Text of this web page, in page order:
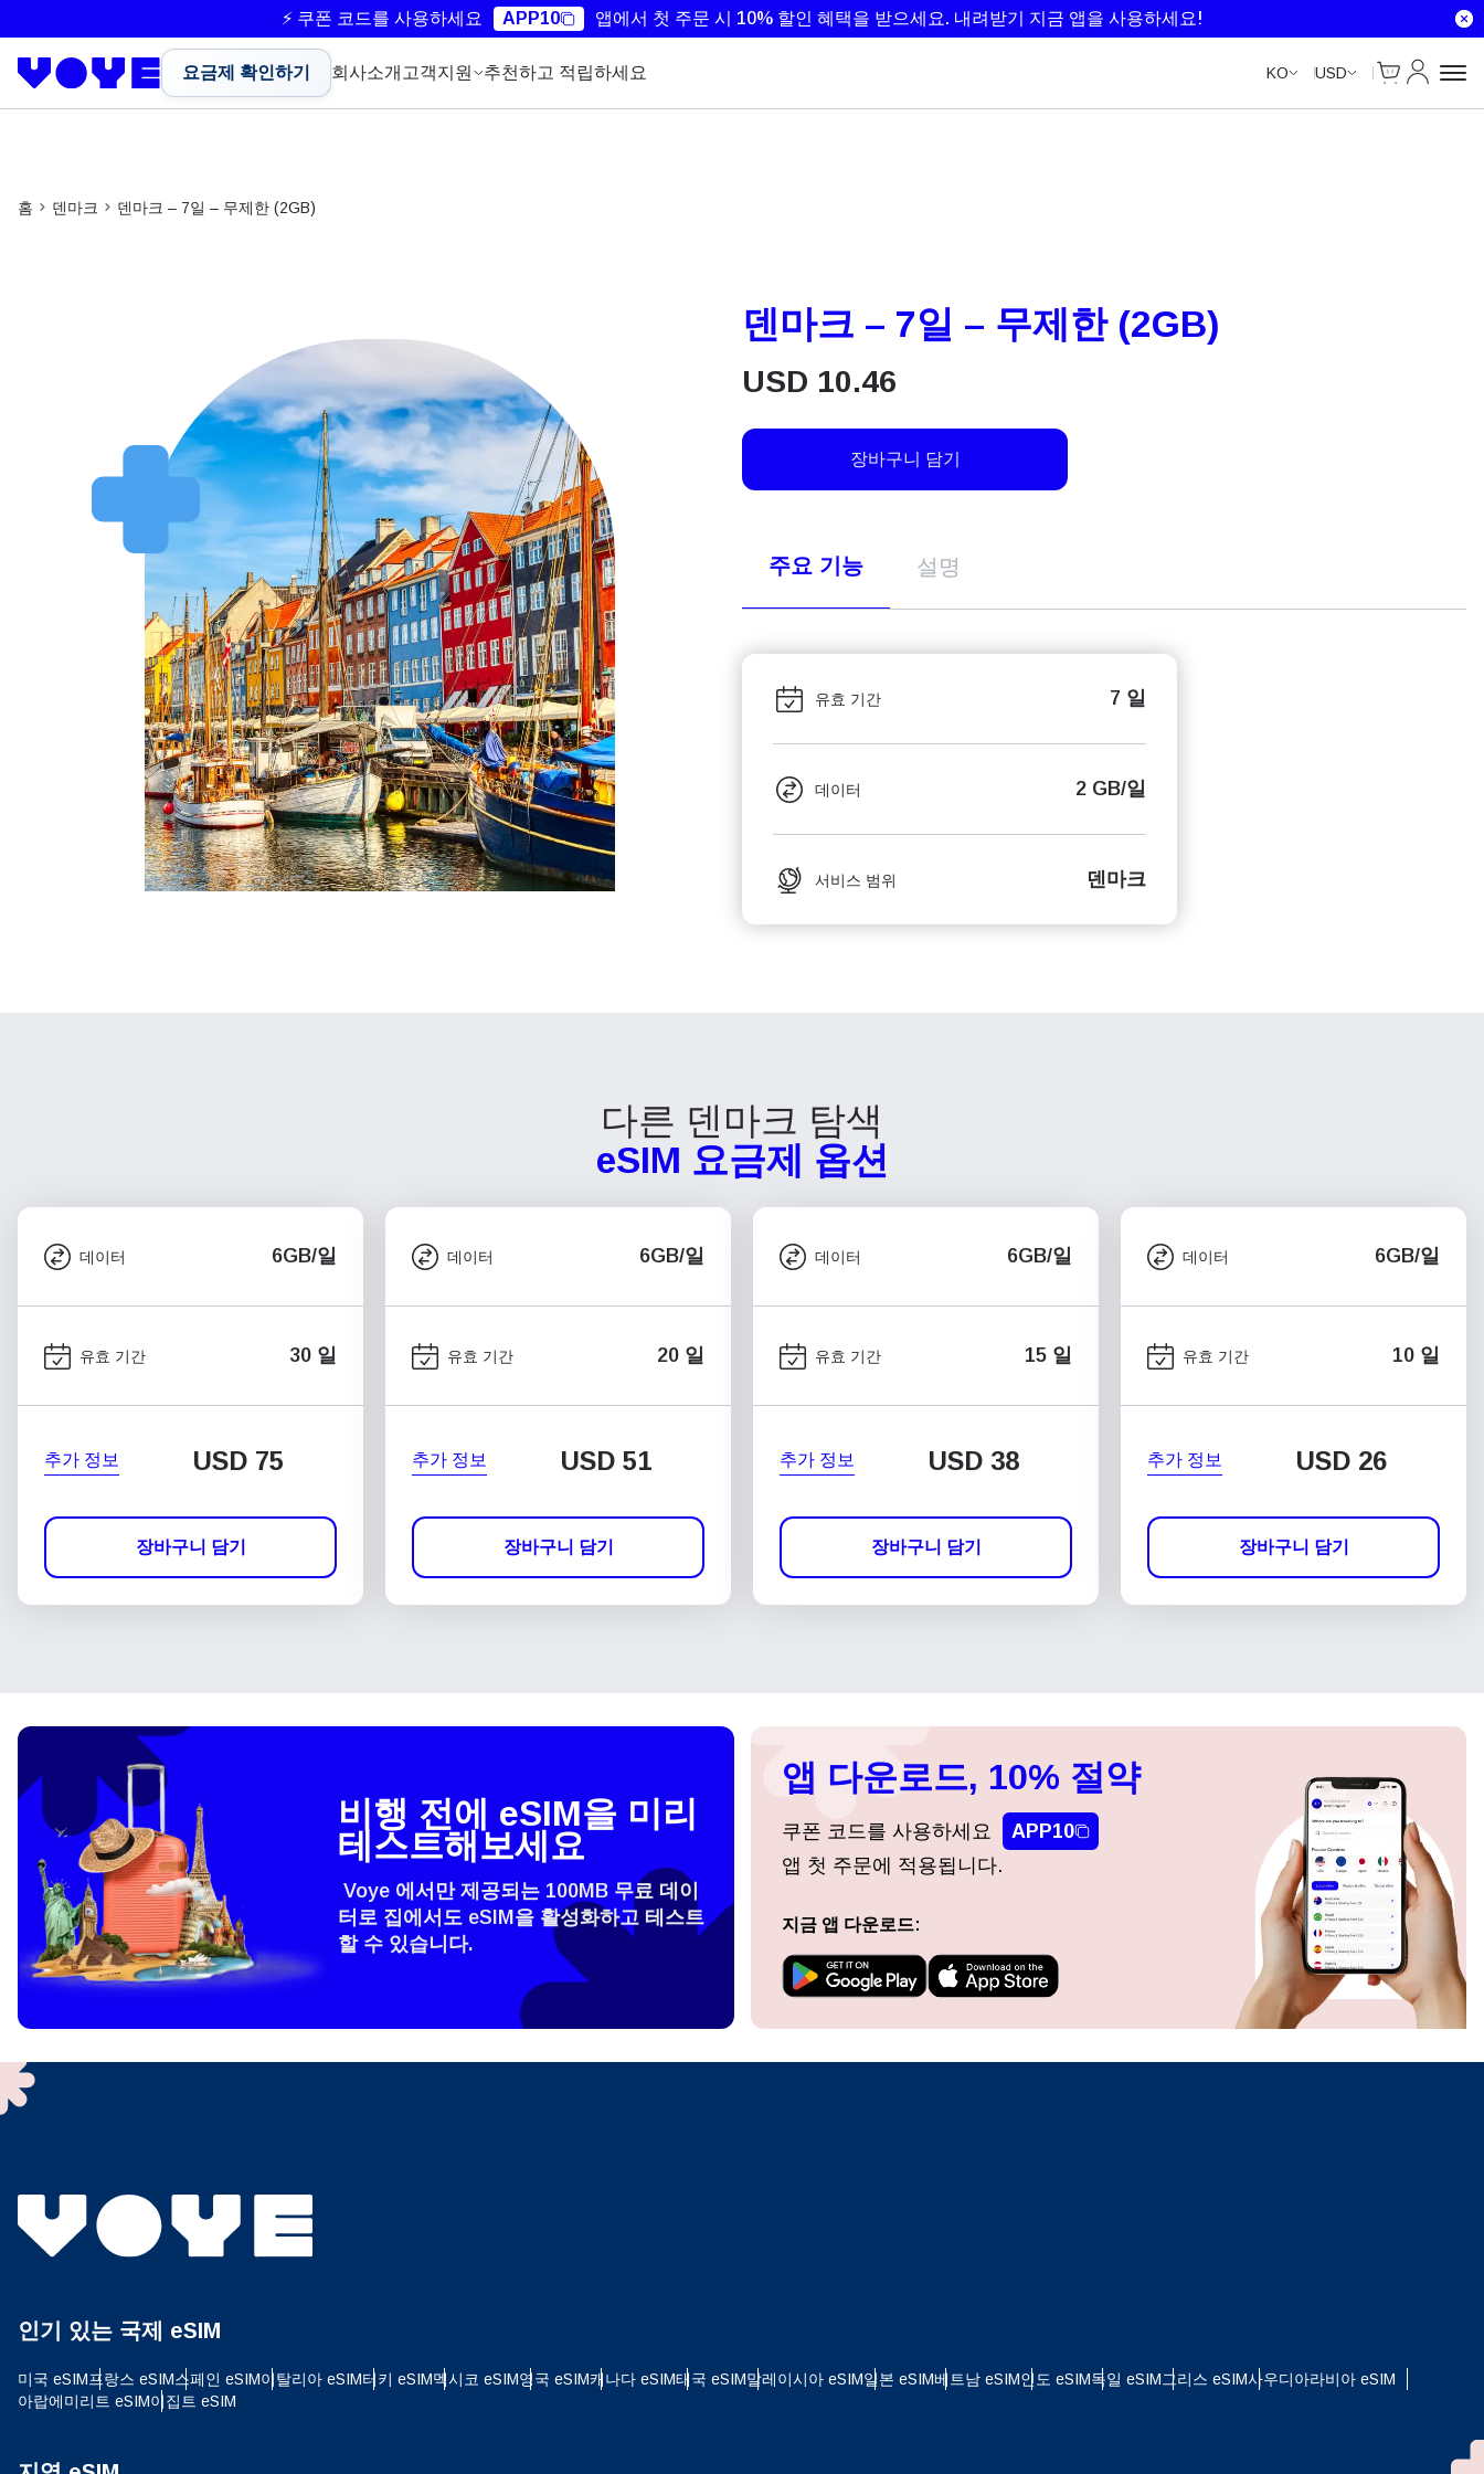
⚡ 쿠폰 코드를 사용하세요 APP10 앱에서 첫 주문 시 10% 할인 혜택을 받으세요. 내려받기 지금 앱을 사용하세요!
요금제 확인하기 회사소개 고객지원 추천하고 적립하세요 KO USD
Cart
내 계정
홈 덴마크 덴마크 – 7일 – 무제한 (2GB)
덴마크 – 7일 – 무제한 (2GB)
USD 10.46
장바구니 담기
주요 기능 설명
유효 기간 7 일
데이터 2 GB/일
서비스 범위 덴마크
다른 덴마크 탐색
eSIM 요금제 옵션
데이터 6GB/일
유효 기간 30 일
추가 정보 USD 75
장바구니 담기
데이터 6GB/일
유효 기간 20 일
추가 정보 USD 51
장바구니 담기
데이터 6GB/일
유효 기간 15 일
추가 정보 USD 38
장바구니 담기
데이터 6GB/일
유효 기간 10 일
추가 정보 USD 26
장바구니 담기
How do I get my eSim?
To get your eSIM, start by checking if your device supports eSIM
They will provide you with a QR code or activation details that you can scan
비행 전에 eSIM을 미리
테스트해보세요
Voye 에서만 제공되는 100MB 무료 데이
터로 집에서도 eSIM을 활성화하고 테스트
할 수 있습니다.
앱 다운로드, 10% 절약
쿠폰 코드를 사용하세요
APP10
앱 첫 주문에 적용됩니다.
지금 앱 다운로드:
인기 있는 국제 eSIM
미국 eSIM프랑스 eSIM스페인 eSIM이탈리아 eSIM터키 eSIM멕시코 eSIM영국 eSIM캐나다 eSIM태국 eSIM말레이시아 eSIM일본 eSIM베트남 eSIM인도 eSIM독일 eSIM그리스 eSIM사우디아라비아 eSIM
아랍에미리트 eSIM이집트 eSIM
언어 선택: 로그인 또는 회원가입